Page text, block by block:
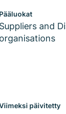
Pääluokat
Suppliers and
organisations
päivitetty